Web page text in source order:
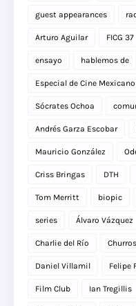
guest appearances
Arturo Aguilar FICG 37
ensayo hablemos de
Especial de Cine Mexicano
Sócrates Ochoa
Andrés Garza Escobar
Mauricio González
Criss Bringas DTH
Tom Merritt biopic
series Álvaro Vázquez
Charlie del Río
Daniel Villamil Felipe
Film Club Ian Tregillis